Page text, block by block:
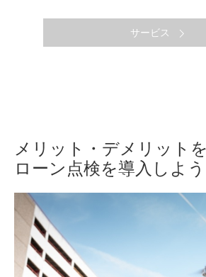
サービス
メリット・デメリット
ローン点検を導入しよう